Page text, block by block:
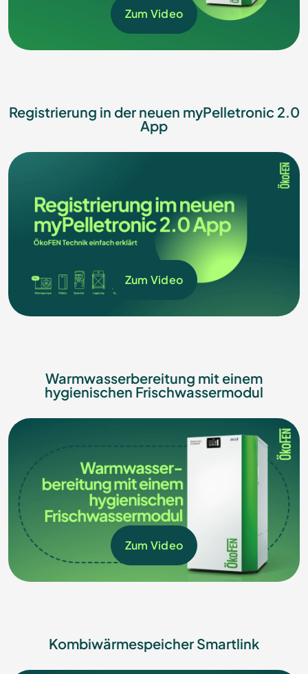
Zum Video
Registrierung in der neuen myPelletronic 2.0
App
Zum Video
Warmwasserbereitung mit einem
hygienischen Frischwassermodul
Zum Video
Kombiwärmespeicher Smartlink